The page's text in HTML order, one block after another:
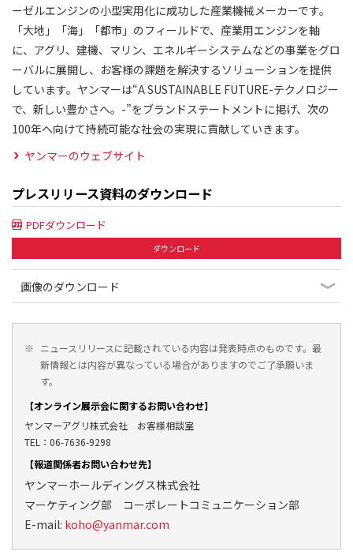
ーゼルエンジンの小型実用化に成功した産業機械メーカーです。
「大地」「海」「都市」のフィールドで、産業用エンジンを軸
に、アグリ、建機、マリン、エネルギーシステムなどの事業をグロ
ーバルに展開し、お客様の課題を解決するソリューションを提供
しています。ヤンマーは“A SUSTAINABLE FUTURE-テクノロジー
で、新しい豊かさへ。-”をブランドステートメントに掲げ、次の
100年へ向けて持続可能な社会の実現に貢献していきます。
ヤンマーのウェブサイト
プレスリリース資料のダウンロード
PDFダウンロード
ダウンロード
画像のダウンロード
※ ニュースリリースに記載されている内容は発表時点のものです。最
新情報とは内容が異なっている場合がありますのでご了承願いま
す。
【オンライン展示会に関するお問い合わせ】
ヤンマーアグリ株式会社 お客様相談室
TEL：06-7636-9298
【報道関係者お問い合わせ先】
ヤンマーホールディングス株式会社
マーケティング部 コーポレートコミュニケーション部
E-mail: koho@yanmar.com